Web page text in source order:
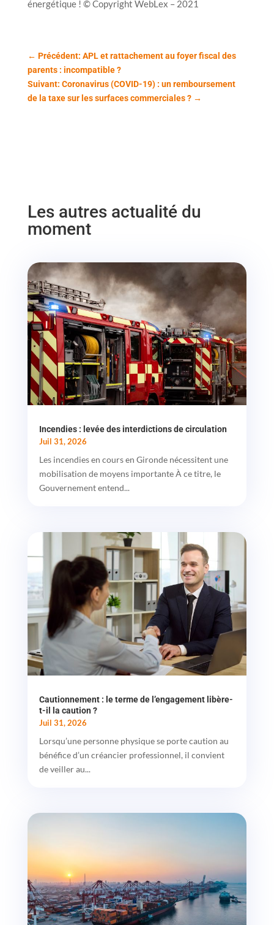
énergétique ! © Copyright WebLex – 2021
← Précédent: APL et rattachement au foyer fiscal des
parents : incompatible ?
Suivant: Coronavirus (COVID-19) : un remboursement
de la taxe sur les surfaces commerciales ?→
Les autres actualité du
moment
Incendies : levée des interdictions de circulation
Juil 31, 2026
Les incendies en cours en Gironde nécessitent une
mobilisation de moyens importante À ce titre, le
Gouvernement entend...
Cautionnement : le terme de l’engagement libère-
t-il la caution ?
Juil 31, 2026
Lorsqu’une personne physique se porte caution au
bénéfice d’un créancier professionnel, il convient
de veiller au...